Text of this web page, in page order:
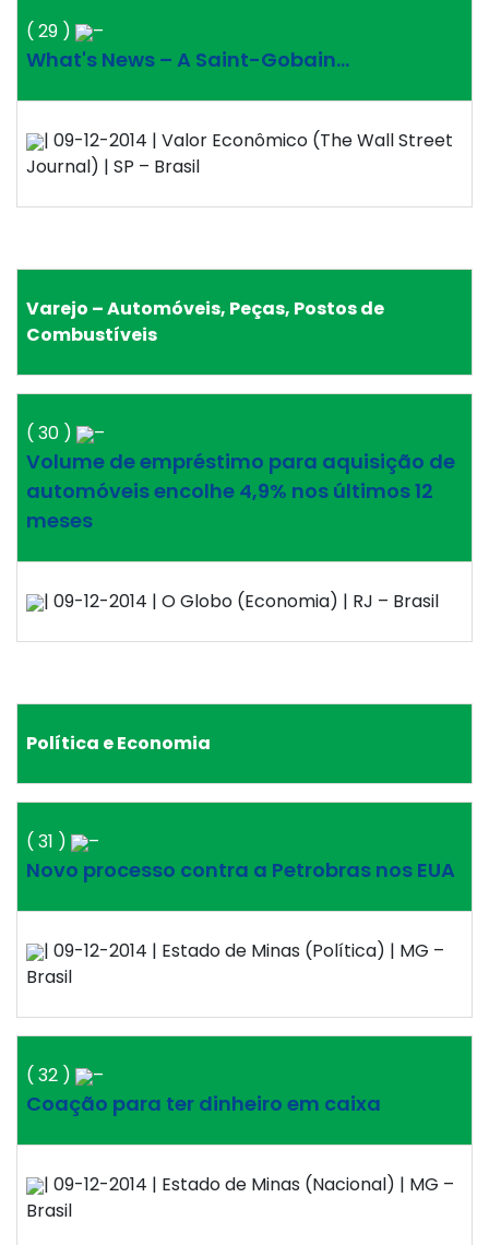
( 29 ) –
What's News – A Saint-Gobain…
| 09-12-2014 | Valor Econômico (The Wall Street
Journal) | SP – Brasil
Varejo – Automóveis, Peças, Postos de
Combustíveis
( 30 ) –
Volume de empréstimo para aquisição de
automóveis encolhe 4,9% nos últimos 12
meses
| 09-12-2014 | O Globo (Economia) | RJ – Brasil
Política e Economia
( 31 ) –
Novo processo contra a Petrobras nos EUA
| 09-12-2014 | Estado de Minas (Política) | MG –
Brasil
( 32 ) –
Coação para ter dinheiro em caixa
| 09-12-2014 | Estado de Minas (Nacional) | MG –
Brasil